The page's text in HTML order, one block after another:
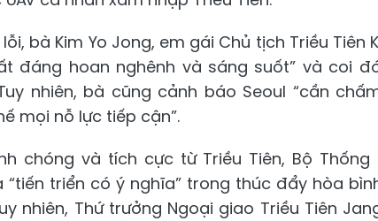
bà Kim Yo Jong, em gái Chủ tịch Triều Tiên
đáng hoan nghênh và sáng suốt” và coi
nhiên, bà cũng cảnh báo Seoul “cần
mọi nỗ lực tiếp cận”.
chóng và tích cực từ Triều Tiên, Bộ Thống
“tiến triển có ý nghĩa” trong thúc đẩy hòa
nhiên, Thứ trưởng Ngoại giao Triều Tiên